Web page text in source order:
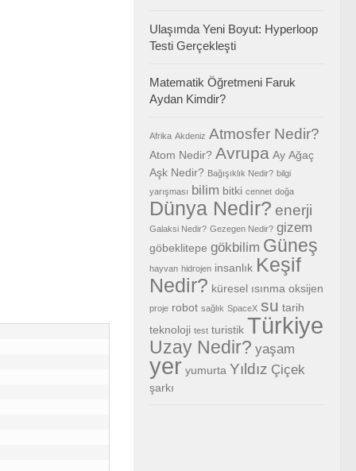
Ulaşımda Yeni Boyut: Hyperloop
Testi Gerçekleşti
Matematik Öğretmeni Faruk
Aydan Kimdir?
Afrika Akdeniz Atmosfer Nedir?
Atom Nedir? Avrupa Ay Ağaç
Aşk Nedir? Bağışıklık Nedir? bilgi
yarışması bilim bitki cennet doğa
Dünya Nedir? enerji
Galaksi Nedir? Gezegen Nedir? gizem
göbeklitepe gökbilim Güneş
hayvan hidrojen insanlık Keşif
Nedir? küresel ısınma oksijen
proje robot sağlık SpaceX su tarih
teknoloji test turistik Türkiye
Uzay Nedir? yaşam
yer yumurta Yıldız Çiçek
şarkı